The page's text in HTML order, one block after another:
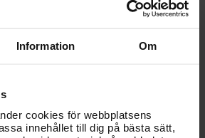
Information Om
cookies för webbplatsens
innehållet till dig på bästa sätt,
förbättra sömn och öka fokus.
Mindfully har det största
meditationer och kunskap
svenska, framtagna av
att meditera och för dig som vill
över 250 meditationer och
varje vecka.